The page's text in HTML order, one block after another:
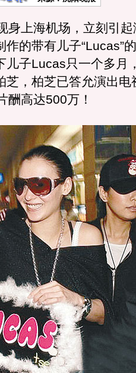
身上海机场，立刻引
的带有儿子“Lucas”
儿子Lucas只一个多月
芝，柏芝已答允演出电
酬高达500万！